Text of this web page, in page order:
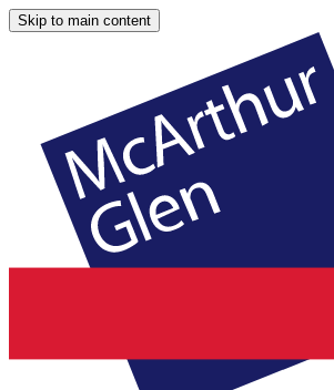
Skip to main content